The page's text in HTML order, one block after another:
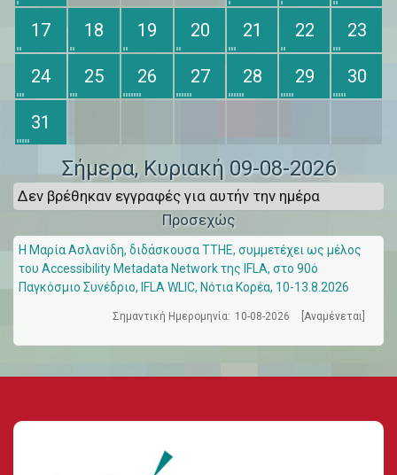
17 18 19 20 21 22 23
24 25 26 27 28 29 30
31
Σήμερα, Κυριακή 09-08-2026
Δεν βρέθηκαν εγγραφές για αυτήν την ημέρα
Προσεχώς
Η Μαρία Ασλανίδη, διδάσκουσα ΤΤΗΕ, συμμετέχει ως μέλος
του Accessibility Metadata Network της IFLA, στο 90ό
Παγκόσμιο Συνέδριο, IFLA WLIC, Νότια Κορέα, 10-13.8.2026
Σημαντική Ημερομηνία: 10-08-2026 [Αναμένεται]